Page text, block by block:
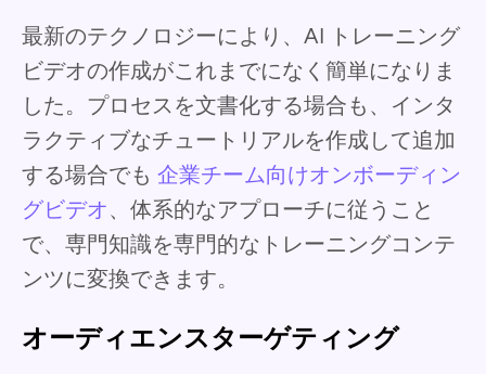
最新のテクノロジーにより、AI トレーニング
ビデオの作成がこれまでになく簡単になりま
した。プロセスを文書化する場合も、インタ
ラクティブなチュートリアルを作成して追加
する場合でも 企業チーム向けオンボーディン
グビデオ、体系的なアプローチに従うこと
で、専門知識を専門的なトレーニングコンテ
ンツに変換できます。
オーディエンスターゲティング